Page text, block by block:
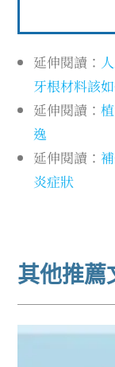
延伸閱讀：
牙根材料該
延伸閱讀：
逸
延伸閱讀：
炎症狀
其他推薦